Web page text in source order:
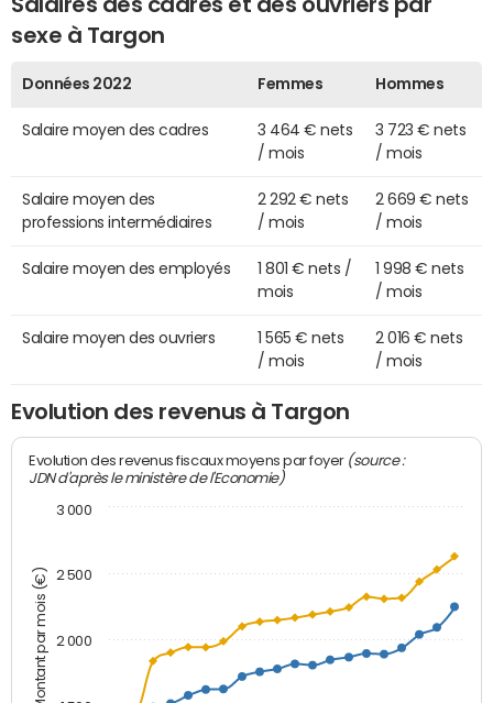
Salaires des cadres et des ouvriers par
sexe à Targon
Données 2022 Femmes Hommes
Salaire moyen des cadres
3 464 € nets
/ mois
3 723 € nets
/ mois
Salaire moyen des
professions intermédiaires
2 292 € nets
/ mois
2 669 € nets
/ mois
Salaire moyen des employés
1 801 € nets /
mois
1 998 € nets
/ mois
Salaire moyen des ouvriers
1 565 € nets
/ mois
2 016 € nets
/ mois
Evolution des revenus à Targon
Montant par mois (€)
Evolution des revenus fiscaux moyens par foyer (source :
JDN d'après le ministère de l'Economie)
2 000
2 500
3 000